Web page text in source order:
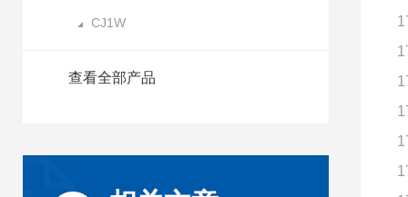
CJ1W
查看全部产品